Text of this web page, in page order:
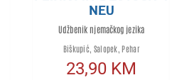
NEU
Udžbenik njemačkog jezika
Biškupić, Salopek, Pehar
23,90 KM